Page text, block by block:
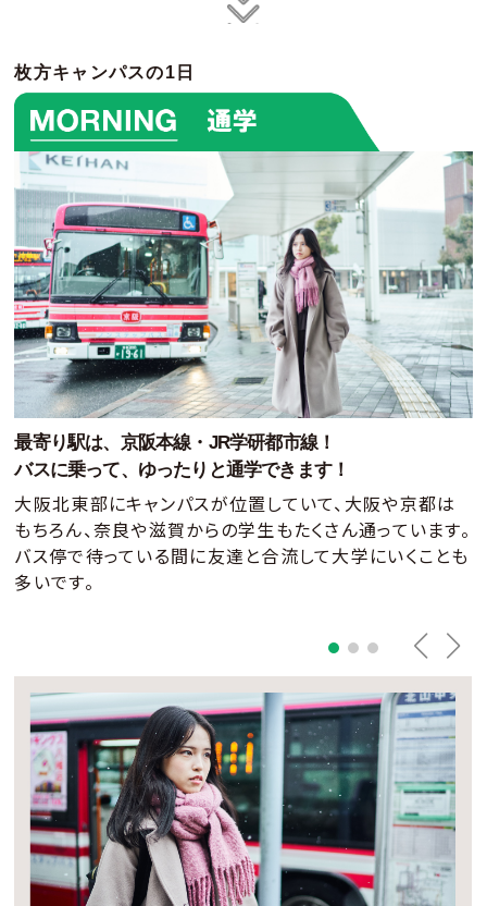
枚方キャンパスの1日
最寄り駅は、京阪本線・JR学研都市線！
バスに乗って、ゆったりと通学できます！
大阪北東部にキャンパスが位置していて、大阪や京都は
もちろん、奈良や滋賀からの学生もたくさん通っています。
バス停で待っている間に友達と合流して大学にいくことも
多いです。